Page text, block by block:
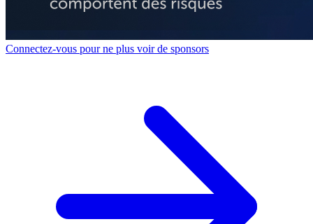
Connectez-vous pour ne plus voir de sponsors